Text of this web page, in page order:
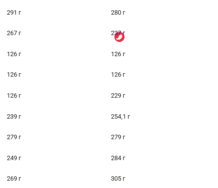
291 г 280 г
267 г 237 г
126 г 126 г
126 г 126 г
126 г 229 г
239 г 254,1 г
279 г 279 г
249 г 284 г
269 г 305 г